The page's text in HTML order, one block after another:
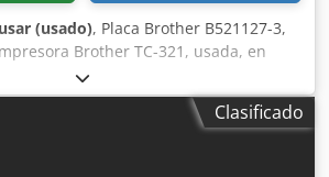
(usado), Placa Brother B521127-3,
Brother TC-321, usada, en
100 % operativa. Dedpji D
Clasificado